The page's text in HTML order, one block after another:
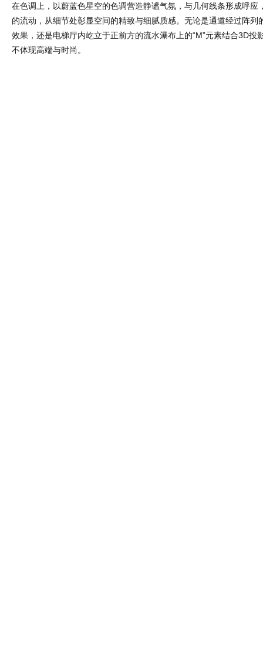
在色调上，以蔚蓝色星空的色调营造静谧气氛，与几何线条形成呼应
的流动，从细节处彰显空间的精致与细腻质感。无论是通道经过阵列
效果，还是电梯厅内屹立于正前方的流水瀑布上的“M”元素结合3D投
不体现高端与时尚。